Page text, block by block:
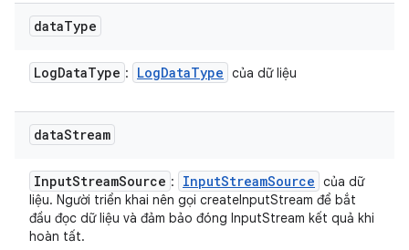
dataType
LogDataType : LogDataType của dữ liệu
dataStream
InputStreamSource : InputStreamSource của dữ
liệu. Người triển khai nên gọi createInputStream để bắt
đầu đọc dữ liệu và đảm bảo đóng InputStream kết quả khi
hoàn tất.